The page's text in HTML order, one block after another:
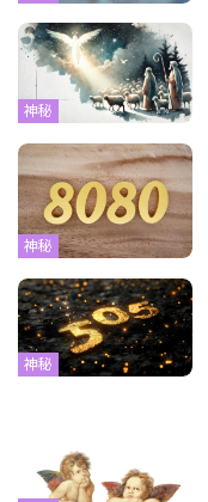
神秘
神秘
神秘